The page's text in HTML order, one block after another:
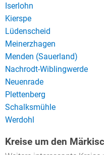
Iserlohn
Kierspe
Lüdenscheid
Meinerzhagen
Menden (Sauerland)
Nachrodt-Wiblingwerde
Neuenrade
Plettenberg
Schalksmühle
Werdohl
Kreise um den